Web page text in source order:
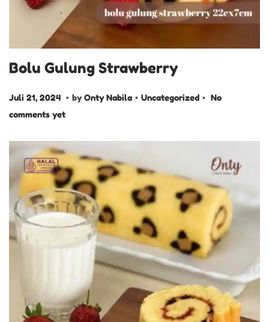
Bolu Gulung Strawberry
P
o
Juli 21, 2024 J
u
2
1
2
0
2
. by Onty Nabila . P
i
n
Uncategorized . No
comments yet